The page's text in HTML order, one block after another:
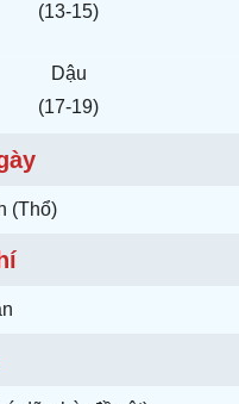
(13-15)
Dậu
(17-19)
(Thổ)